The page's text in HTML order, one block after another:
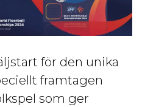
för den unika
framtagen
som ger